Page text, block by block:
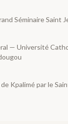
Séminaire Saint
— Université
Kpalimé par le